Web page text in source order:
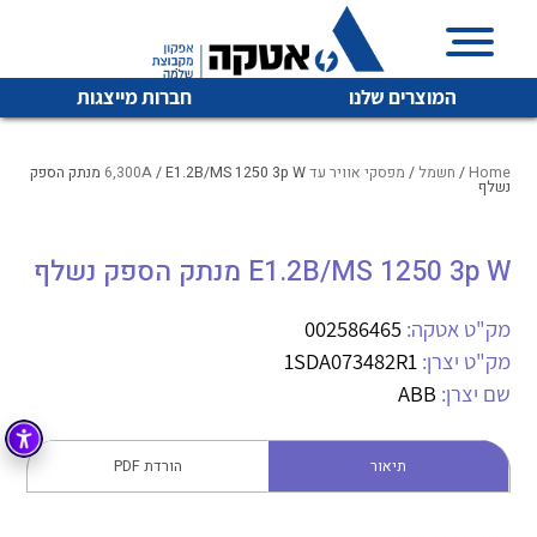
המוצרים שלנו חברות מייצגות
איכות | שרות | זמינות
והפצה של מוצרי
מיתוג, בקרה , ואינסטלציה חשמלית ופעילה ב7 תחומים:
חשמל מיתוג ואינסטלציה חשמלית
בקרה
זיווד
לכל מוצרי היצרן לכל מוצרי היצרן
לכל מוצרי היצרן לכל מוצרי היצרן
Home
/ חשמל / מפסקי אוויר עד 6,300A / E1.2B/MS 1250 3p W מנתק הספק
נשלף
E1.2B/MS 1250 3p W מנתק הספק נשלף
מק"ט אטקה: 002586465
מק"ט יצרן: 1SDA073482R1
שם יצרן: ABB
תיאור הורדת PDF